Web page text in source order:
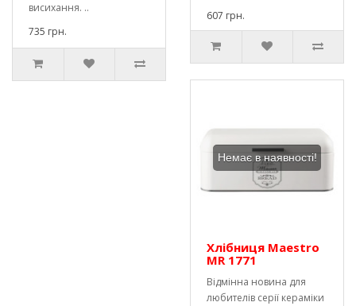
висихання. ..
735 грн.
607 грн.
Немає в наявності!
Хлібниця Maestro
MR 1771
Відмінна новина для
любителів серії кераміки